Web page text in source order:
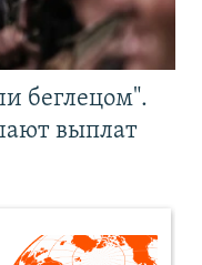
беглецом".
выплат